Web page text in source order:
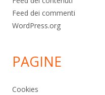
Feed dei commenti
WordPress.org
PAGINE
Cookies